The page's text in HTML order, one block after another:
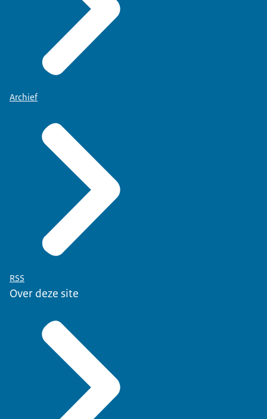
Postbus 3173
6401 DR Heerlen
omschreven naar:
pers@cibg.nl
Archief
RSS
Over deze site